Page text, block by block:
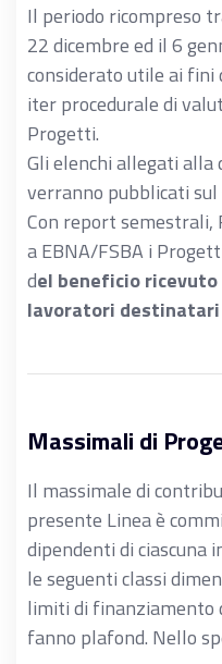
Il periodo ricompreso
22 dicembre ed il 6
considerato utile ai fini
iter procedurale di
Progetti.
Gli elenchi allegati alla
verranno pubblicati
Con report semestrali,
a EBNA/FSBA i
del beneficio
lavoratori
Massimali di
Il massimale di
presente Linea è
dipendenti di ciascuna
le seguenti classi
limiti di finanziamento
fanno plafond. Nello